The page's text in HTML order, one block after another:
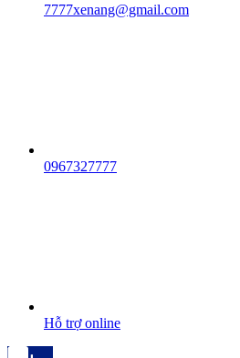
7777xenang@gmail.com
0967327777
Hỗ trợ online